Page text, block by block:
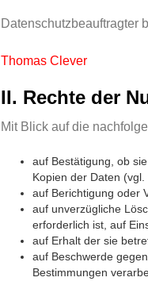
Datenschutzbeauftragter
Thomas Clever
II. Rechte der
Mit Blick auf die
auf Bestätigung, ob
Kopien der Daten
auf Berichtigung oder
auf unverzügliche
erforderlich ist, auf
auf Erhalt der sie
auf Beschwerde
Bestimmungen